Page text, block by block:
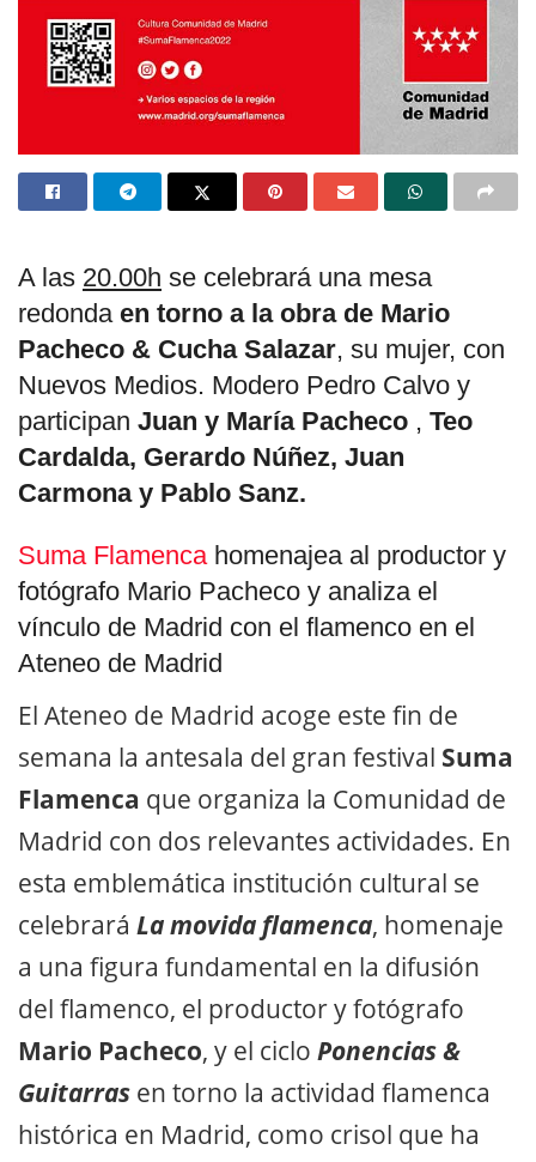
A las 20.00h se celebrará una mesa
redonda en torno a la obra de Mario
Pacheco & Cucha Salazar, su mujer, con
Nuevos Medios. Modero Pedro Calvo y
participan Juan y María Pacheco , Teo
Cardalda, Gerardo Núñez, Juan
Carmona y Pablo Sanz.
Suma Flamenca homenajea al productor y
fotógrafo Mario Pacheco y analiza el
vínculo de Madrid con el flamenco en el
Ateneo de Madrid
El Ateneo de Madrid acoge este fin de
semana la antesala del gran festival Suma
Flamenca que organiza la Comunidad de
Madrid con dos relevantes actividades. En
esta emblemática institución cultural se
celebrará La movida flamenca, homenaje
a una figura fundamental en la difusión
del flamenco, el productor y fotógrafo
Mario Pacheco, y el ciclo Ponencias &
Guitarras en torno la actividad flamenca
histórica en Madrid, como crisol que ha